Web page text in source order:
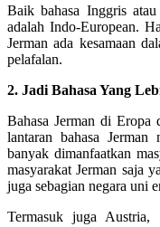
Baik bahasa Inggris
adalah Indo-European.
Jerman ada kesamaan
pelafalan.
2. Jadi Bahasa Yang
Bahasa Jerman di Eropa
lantaran bahasa Jerman
banyak dimanfaatkan
masyarakat Jerman saja
juga sebagian negara uni
Termasuk juga